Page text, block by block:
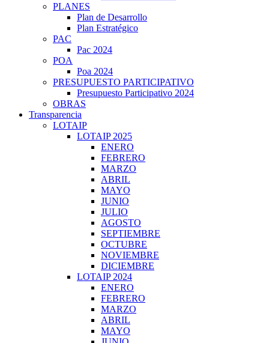
PLANES
Plan de Desarrollo
Plan Estratégico
PAC
Pac 2024
POA
Poa 2024
PRESUPUESTO PARTICIPATIVO
Presupuesto Participativo 2024
OBRAS
Transparencia
LOTAIP
LOTAIP 2025
ENERO
FEBRERO
MARZO
ABRIL
MAYO
JUNIO
JULIO
AGOSTO
SEPTIEMBRE
OCTUBRE
NOVIEMBRE
DICIEMBRE
LOTAIP 2024
ENERO
FEBRERO
MARZO
ABRIL
MAYO